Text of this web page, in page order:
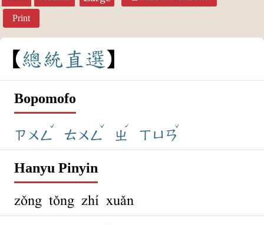
Print
總統 直 選
Bopomofo
ㄗㄨㄥ
ˇ
ㄊㄨㄥ
ˇ
ㄓ
ˊ
ㄒㄩㄢ
ˇ
Hanyu Pinyin
zǒng tǒng zhí xuǎn